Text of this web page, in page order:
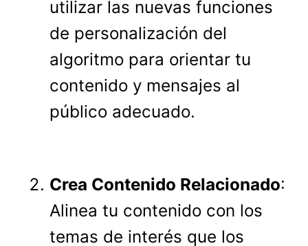
utilizar las nuevas funciones
de personalización del
algoritmo para orientar tu
contenido y mensajes al
público adecuado.
Crea Contenido Relacionado:
Alinea tu contenido con los
temas de interés que los